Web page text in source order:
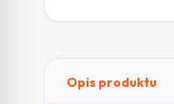
Opis produktu